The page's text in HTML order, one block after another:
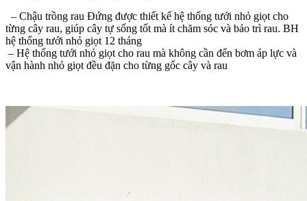
– Chậu trồng rau Đứng được thiết kế hệ thống tưới nhỏ giọt cho
từng cây rau, giúp cây tự sống tốt mà ít chăm sóc và bảo trì rau. BH
hệ thống tưới nhỏ giọt 12 tháng
– Hệ thống tưới nhỏ giọt cho rau mà không cần đến bơm áp lực và
vận hành nhỏ giọt đều đặn cho từng gốc cây và rau